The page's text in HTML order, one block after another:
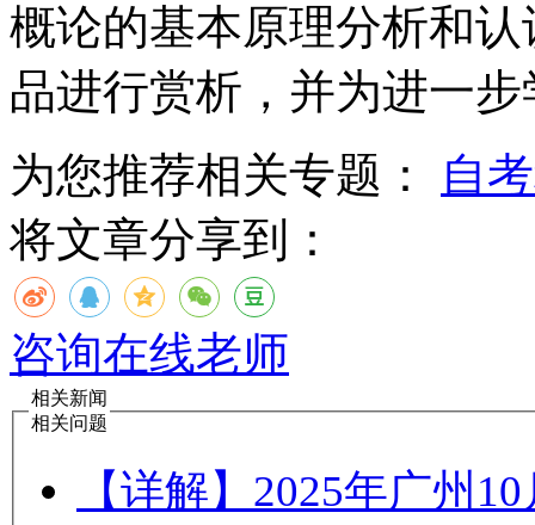
概论的基本原理分析和
品进行赏析，并为进一
为您推荐相关专题：
自
将文章分享到：
咨询在线老师
相关新闻
相关问题
【详解】2025年广州